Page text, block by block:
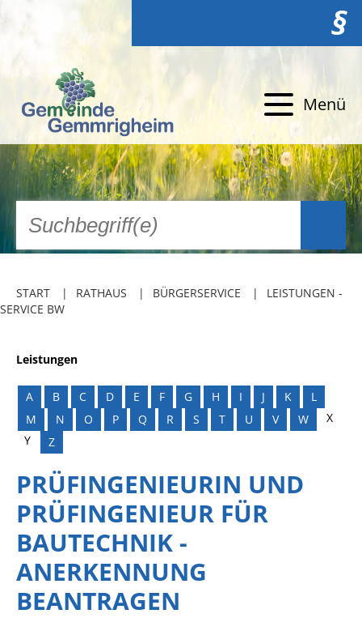
§
Menü
START RATHAUS BÜRGERSERVICE
LEISTUNGEN -
SERVICE BW
Leistungen
A B C D E F G H I J K
L
M
N O P Q R S T U V W
X
Y
Z
PRÜFINGENIEURIN UND
PRÜFINGENIEUR FÜR
BAUTECHNIK -
ANERKENNUNG
BEANTRAGEN